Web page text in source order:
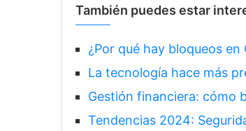
También puedes estar
¿Por qué hay bloqueos en
La tecnología hace más
Gestión financiera: cómo
Tendencias 2024: